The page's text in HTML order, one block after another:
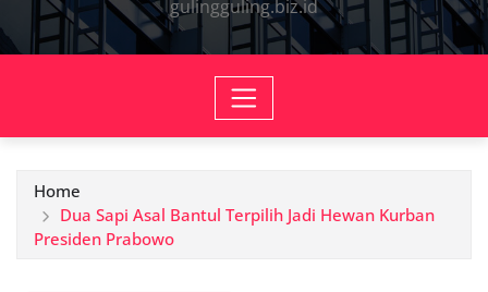
gulingguling.biz.id
Home
Dua Sapi Asal Bantul Terpilih Jadi Hewan Kurban
Presiden Prabowo